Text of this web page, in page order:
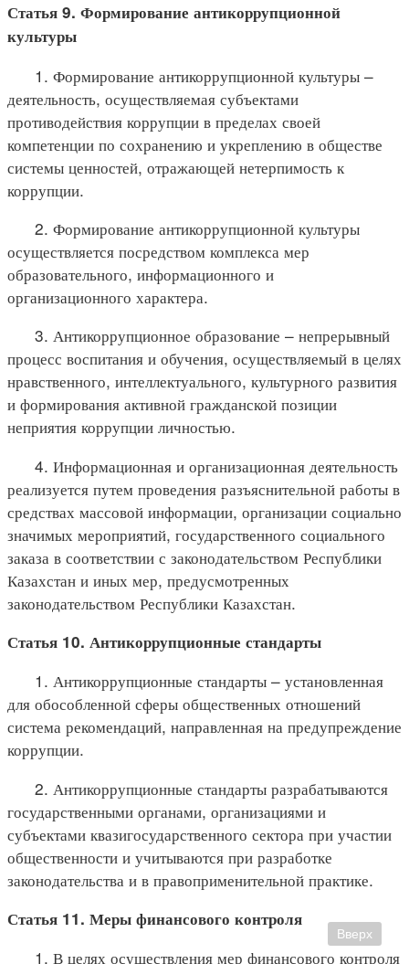
Статья 9. Формирование антикоррупционной
культуры
1. Формирование антикоррупционной культуры –
деятельность, осуществляемая субъектами
противодействия коррупции в пределах своей
компетенции по сохранению и укреплению в обществе
системы ценностей, отражающей нетерпимость к
коррупции.
2. Формирование антикоррупционной культуры
осуществляется посредством комплекса мер
образовательного, информационного и
организационного характера.
3. Антикоррупционное образование – непрерывный
процесс воспитания и обучения, осуществляемый в целях
нравственного, интеллектуального, культурного развития
и формирования активной гражданской позиции
неприятия коррупции личностью.
4. Информационная и организационная деятельность
реализуется путем проведения разъяснительной работы в
средствах массовой информации, организации социально
значимых мероприятий, государственного социального
заказа в соответствии с законодательством Республики
Казахстан и иных мер, предусмотренных
законодательством Республики Казахстан.
Статья 10. Антикоррупционные стандарты
1. Антикоррупционные стандарты – установленная
для обособленной сферы общественных отношений
система рекомендаций, направленная на предупреждение
коррупции.
2. Антикоррупционные стандарты разрабатываются
государственными органами, организациями и
субъектами квазигосударственного сектора при участии
общественности и учитываются при разработке
законодательства и в правоприменительной практике.
Статья 11. Меры финансового контроля
1. В целях осуществления мер финансового контроля
Вверх